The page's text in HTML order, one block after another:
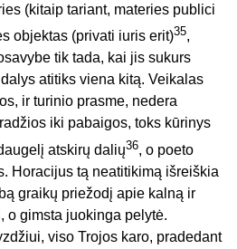
(kitaip tariant, materies publici
objektas (privati iuris erit)35,
tik tada, kai jis sukurs
atitiks viena kitą. Veikalas
ir turinio prasme, nedera
iki pabaigos, toks kūrinys
atskirų dalių36, o poeto
Horacijus tą neatitikimą išreiškia
graikų priežodį apie kalną ir
o gimsta juokinga pelytė.
viso Trojos karo, pradedant